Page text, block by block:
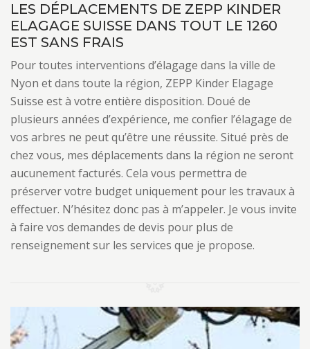
LES DÉPLACEMENTS DE ZEPP KINDER
ELAGAGE SUISSE DANS TOUT LE 1260
EST SANS FRAIS
Pour toutes interventions d’élagage dans la ville de
Nyon et dans toute la région, ZEPP Kinder Elagage
Suisse est à votre entière disposition. Doué de
plusieurs années d’expérience, me confier l’élagage de
vos arbres ne peut qu’être une réussite. Situé près de
chez vous, mes déplacements dans la région ne seront
aucunement facturés. Cela vous permettra de
préserver votre budget uniquement pour les travaux à
effectuer. N’hésitez donc pas à m’appeler. Je vous invite
à faire vos demandes de devis pour plus de
renseignement sur les services que je propose.